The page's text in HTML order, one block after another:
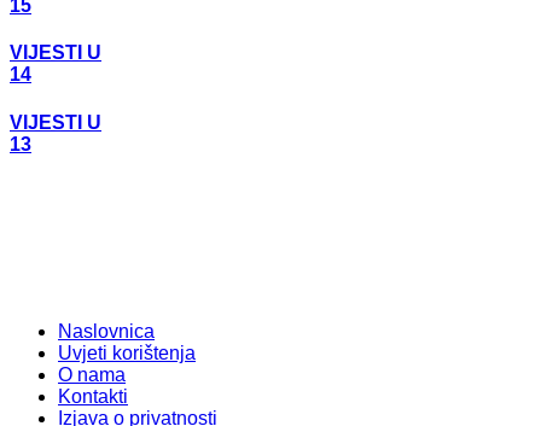
15
VIJESTI U
14
VIJESTI U
13
Naslovnica
Uvjeti korištenja
O nama
Kontakti
Izjava o privatnosti